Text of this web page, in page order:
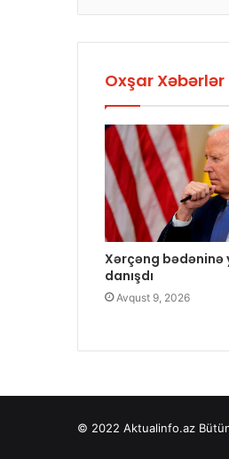
Oxşar Xəbərlər
Xərçəng bədəninə
danışdı
Avqust 9, 2026
© 2022 Aktualinfo.az